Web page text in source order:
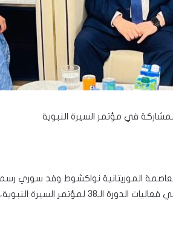
في مؤتمر السيرة النبوية
الموريتانية نواكشوط وفد سوري
محمد أبو الخير شكري، للمشاركة في فعاليات